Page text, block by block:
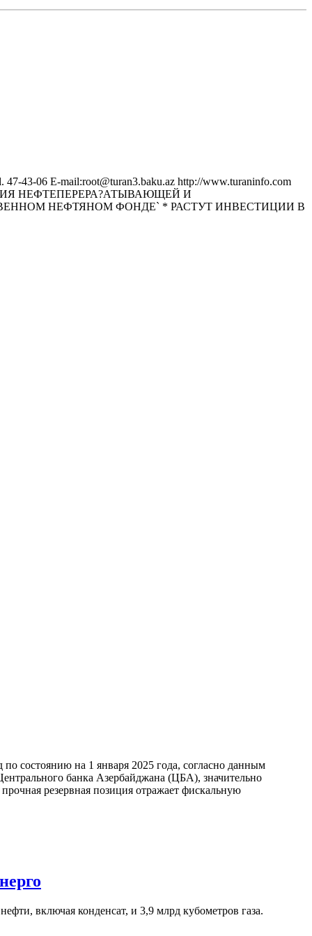
43-06 E-mail:root@turan3.baku.az httр://www.turaninfo.com
НЕФТЕПЕРЕРА?АТЫВАЮЩЕЙ И
НЕФТЯНОМ ФОНДЕ` * РАСТУТ ИНВЕСТИЦИИ В
состоянию на 1 января 2025 года, согласно данным
банка Азербайджана (ЦБА), значительно
резервная позиция отражает фискальную
включая конденсат, и 3,9 млрд кубометров газа.